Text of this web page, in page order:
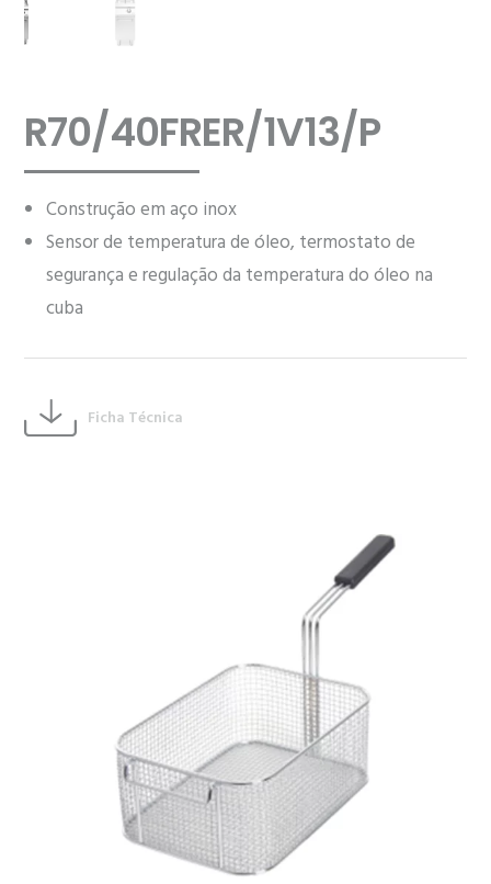
R70/40FRER/1V13/P
Construção em aço inox
Sensor de temperatura de óleo, termostato de
segurança e regulação da temperatura do óleo na
cuba
Ficha Técnica